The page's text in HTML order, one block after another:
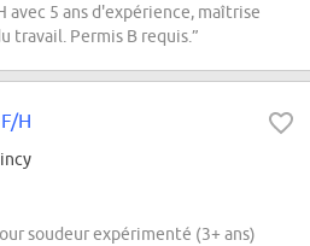
avec 5 ans d'expérience, maîtrise
travail. Permis B requis.”
H
soudeur expérimenté (3+ ans)